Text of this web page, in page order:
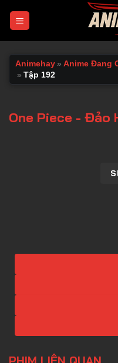
Animehay » Anime Đang
» Tập 192
One Piece - Đảo